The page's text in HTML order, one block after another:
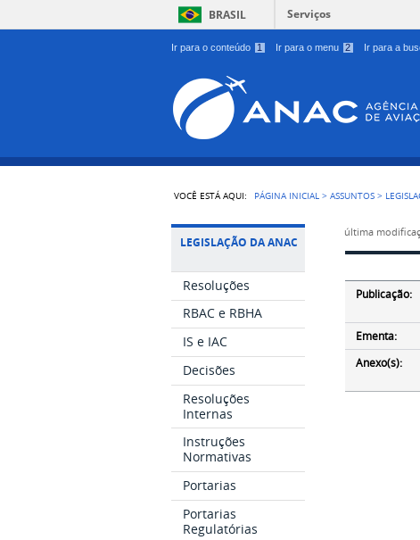
Ir para o conteúdo 1 Ir para o menu 2 Ir para a
BRASIL Serviços
VOCÊ ESTÁ AQUI: PÁGINA INICIAL >ASSUNTOS >
LEGISLAÇÃO DA ANAC
Resoluções
RBAC e RBHA
IS e IAC
Decisões
Resoluções
Internas
Instruções
Normativas
Portarias
Portarias
Regulatórias
última
Publicação:
Ementa:
Anexo(s):